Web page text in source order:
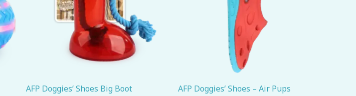
AFP Doggies’ Shoes Big Boot
AFP Doggies’ Shoes – Air Pups